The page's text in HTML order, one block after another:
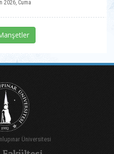
2026, Cuma
Üniversitesi